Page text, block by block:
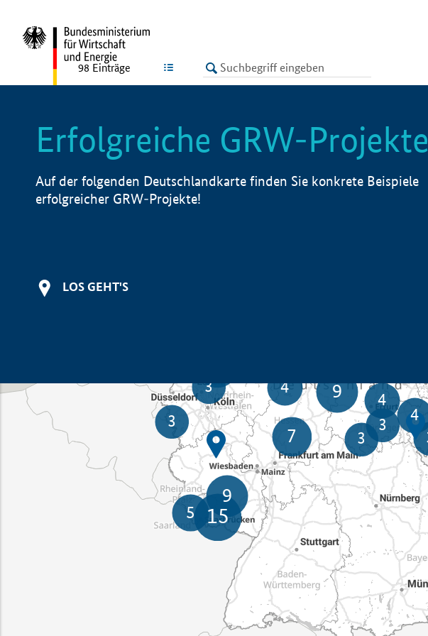
LISTE
98 Einträge
Erfolgreiche GRW-Projekte
Auf der folgenden Deutschlandkarte finden Sie konkrete Beispiele
erfolgreicher GRW-Projekte!
LOS GEHT'S